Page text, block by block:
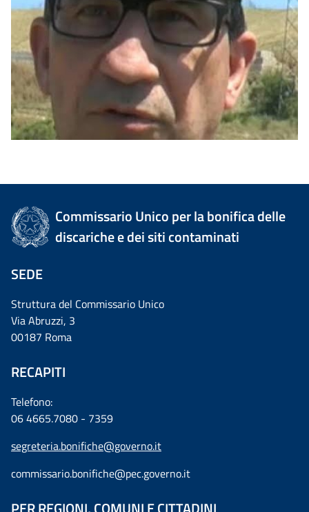
Commissario Unico per la bonifica delle
discariche e dei siti contaminati
SEDE
Struttura del Commissario Unico
Via Abruzzi, 3
00187 Roma
RECAPITI
Telefono:
06 4665.7080 - 7359
segreteria.bonifiche@governo.it
commissario.bonifiche@pec.governo.it